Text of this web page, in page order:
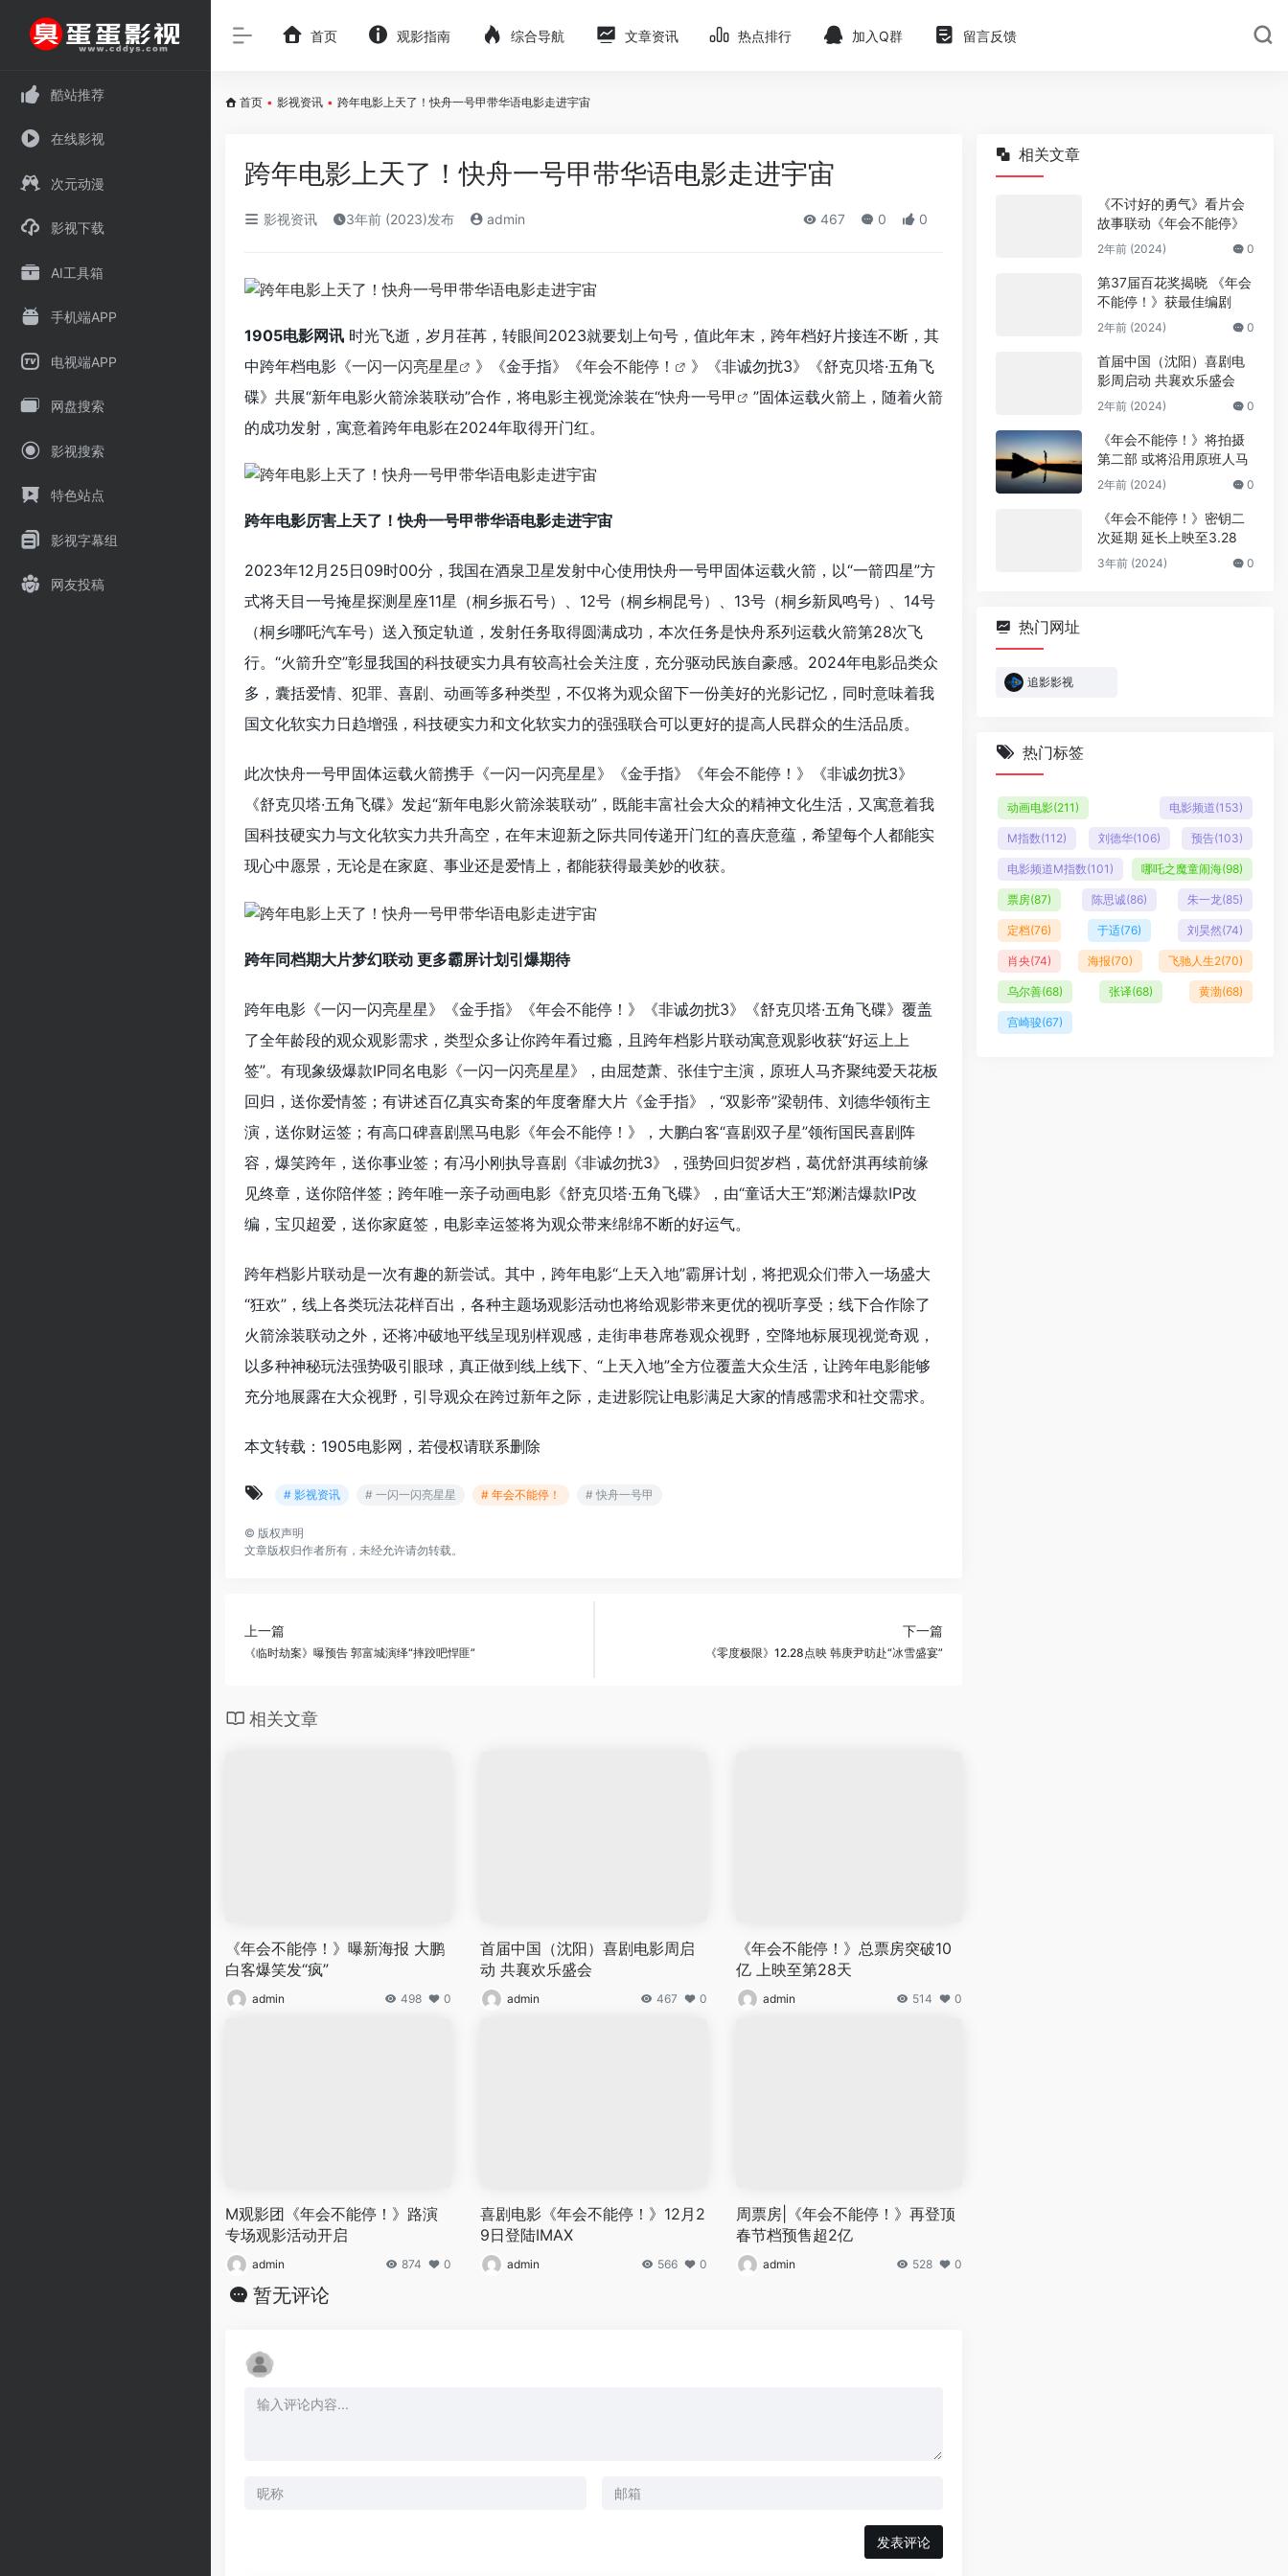
酷站推荐
在线影视
次元动漫
影视下载
AI工具箱
手机端APP
电视端APP
网盘搜索
影视搜索
特色站点
影视字幕组
网友投稿
首页 观影指南 综合导航 文章资讯 热点排行 加入Q群 留言反馈
首页 • 影视资讯 • 跨年电影上天了！快舟一号甲带华语电影走进宇宙
跨年电影上天了！快舟一号甲带华语电影走进宇宙
影视资讯 3年前 (2023)发布 admin 467 0 0
1905电影网讯 时光飞逝，岁月荏苒，转眼间2023就要划上句号，值此年末，跨年档好片接连不断，其
中跨年档电影《一闪一闪亮星星 》《金手指》《年会不能停！
》《非诚勿扰3》《舒克贝塔·五角飞
碟》共展“新年电影火箭涂装联动”合作，将电影主视觉涂装在“快舟一号甲
”固体运载火箭上，随着火箭
的成功发射，寓意着跨年电影在2024年取得开门红。
跨年电影厉害上天了！快舟一号甲带华语电影走进宇宙
2023年12月25日09时00分，我国在酒泉卫星发射中心使用快舟一号甲固体运载火箭，以“一箭四星”方
式将天目一号掩星探测星座11星（桐乡振石号）、12号（桐乡桐昆号）、13号（桐乡新凤鸣号）、14号
（桐乡哪吒汽车号）送入预定轨道，发射任务取得圆满成功，本次任务是快舟系列运载火箭第28次飞
行。“火箭升空”彰显我国的科技硬实力具有较高社会关注度，充分驱动民族自豪感。2024年电影品类众
多，囊括爱情、犯罪、喜剧、动画等多种类型，不仅将为观众留下一份美好的光影记忆，同时意味着我
国文化软实力日趋增强，科技硬实力和文化软实力的强强联合可以更好的提高人民群众的生活品质。
此次快舟一号甲固体运载火箭携手《一闪一闪亮星星》《金手指》《年会不能停！》《非诚勿扰3》
《舒克贝塔·五角飞碟》发起“新年电影火箭涂装联动”，既能丰富社会大众的精神文化生活，又寓意着我
国科技硬实力与文化软实力共升高空，在年末迎新之际共同传递开门红的喜庆意蕴，希望每个人都能实
现心中愿景，无论是在家庭、事业还是爱情上，都能获得最美妙的收获。
跨年同档期大片梦幻联动 更多霸屏计划引爆期待
跨年电影《一闪一闪亮星星》《金手指》《年会不能停！》《非诚勿扰3》《舒克贝塔·五角飞碟》覆盖
了全年龄段的观众观影需求，类型众多让你跨年看过瘾，且跨年档影片联动寓意观影收获“好运上上
签”。有现象级爆款IP同名电影《一闪一闪亮星星》，由屈楚萧、张佳宁主演，原班人马齐聚纯爱天花板
回归，送你爱情签；有讲述百亿真实奇案的年度奢靡大片《金手指》，“双影帝”梁朝伟、刘德华领衔主
演，送你财运签；有高口碑喜剧黑马电影《年会不能停！》，大鹏白客“喜剧双子星”领衔国民喜剧阵
容，爆笑跨年，送你事业签；有冯小刚执导喜剧《非诚勿扰3》，强势回归贺岁档，葛优舒淇再续前缘
见终章，送你陪伴签；跨年唯一亲子动画电影《舒克贝塔·五角飞碟》，由“童话大王”郑渊洁爆款IP改
编，宝贝超爱，送你家庭签，电影幸运签将为观众带来绵绵不断的好运气。
跨年档影片联动是一次有趣的新尝试。其中，跨年电影“上天入地”霸屏计划，将把观众们带入一场盛大
“狂欢”，线上各类玩法花样百出，各种主题场观影活动也将给观影带来更优的视听享受；线下合作除了
火箭涂装联动之外，还将冲破地平线呈现别样观感，走街串巷席卷观众视野，空降地标展现视觉奇观，
以多种神秘玩法强势吸引眼球，真正做到线上线下、“上天入地”全方位覆盖大众生活，让跨年电影能够
充分地展露在大众视野，引导观众在跨过新年之际，走进影院让电影满足大家的情感需求和社交需求。
本文转载：1905电影网，若侵权请联系删除
# 影视资讯 # 一闪一闪亮星星 # 年会不能停！ # 快舟一号甲
© 版权声明
文章版权归作者所有，未经允许请勿转载。
上一篇
《临时劫案》曝预告 郭富城演绎“摔跤吧悍匪”
下一篇
《零度极限》12.28点映 韩庚尹昉赴“冰雪盛宴”
相关文章
《年会不能停！》曝新海报 大鹏
白客爆笑发“疯”
admin 498 0
首届中国（沈阳）喜剧电影周启
动 共襄欢乐盛会
admin 467 0
《年会不能停！》总票房突破10
亿 上映至第28天
admin 514 0
M观影团《年会不能停！》路演
专场观影活动开启
admin 874 0
喜剧电影《年会不能停！》12月2
9日登陆IMAX
admin 566 0
周票房|《年会不能停！》再登顶
春节档预售超2亿
admin 528 0
暂无评论
发表评论
相关文章
《不讨好的勇气》看片会
故事联动《年会不能停》
2年前 (2024) 0
第37届百花奖揭晓 《年会
不能停！》获最佳编剧
2年前 (2024) 0
首届中国（沈阳）喜剧电
影周启动 共襄欢乐盛会
2年前 (2024) 0
《年会不能停！》将拍摄
第二部 或将沿用原班人马
2年前 (2024) 0
《年会不能停！》密钥二
次延期 延长上映至3.28
3年前 (2024) 0
热门网址
追影影视
热门标签
动画电影(211) 电影频道(153)
M指数(112) 刘德华(106) 预告(103)
电影频道M指数(101) 哪吒之魔童闹海(98)
票房(87) 陈思诚(86) 朱一龙(85)
定档(76) 于适(76) 刘昊然(74)
肖央(74) 海报(70) 飞驰人生2(70)
乌尔善(68) 张译(68) 黄渤(68)
宫崎骏(67)